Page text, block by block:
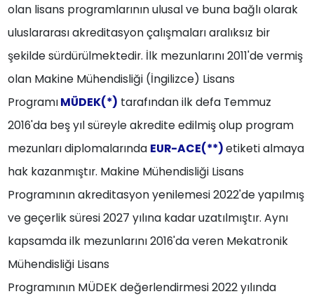
olan lisans programlarının ulusal ve buna bağlı olarak
uluslararası akreditasyon çalışmaları aralıksız bir
şekilde sürdürülmektedir. İlk mezunlarını 2011'de vermiş
olan Makine Mühendisliği (İngilizce) Lisans
ProgramıMÜDEK(*) tarafından ilk defa Temmuz
2016'da beş yıl süreyle akredite edilmiş olup program
mezunları diplomalarında EUR-ACE(**)etiketi almaya
hak kazanmıştır. Makine Mühendisliği Lisans
Programının akreditasyon yenilemesi 2022'de yapılmış
ve geçerlik süresi 2027 yılına kadar uzatılmıştır. Aynı
kapsamda ilk mezunlarını 2016'da veren Mekatronik
Mühendisliği Lisans
Programının MÜDEK değerlendirmesi 2022 yılında